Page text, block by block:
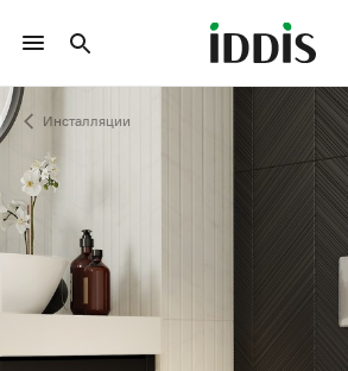
Инсталляции